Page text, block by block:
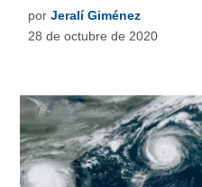
por Jeralí Giménez
28 de octubre de 2020